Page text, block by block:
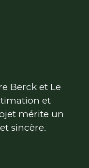
Berck et Le
et
mérite un
sincère.